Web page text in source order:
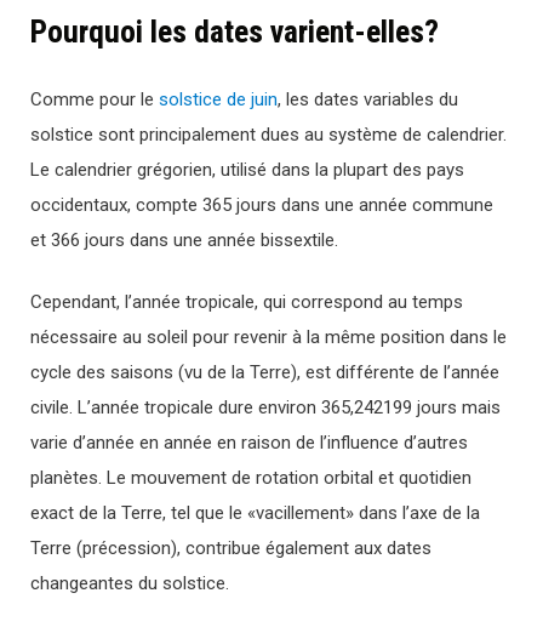
Pourquoi les dates varient-elles?
Comme pour le solstice de juin, les dates variables du
solstice sont principalement dues au système de calendrier.
Le calendrier grégorien, utilisé dans la plupart des pays
occidentaux, compte 365 jours dans une année commune
et 366 jours dans une année bissextile.
Cependant, l’année tropicale, qui correspond au temps
nécessaire au soleil pour revenir à la même position dans le
cycle des saisons (vu de la Terre), est différente de l’année
civile. L’année tropicale dure environ 365,242199 jours mais
varie d’année en année en raison de l’influence d’autres
planètes. Le mouvement de rotation orbital et quotidien
exact de la Terre, tel que le «vacillement» dans l’axe de la
Terre (précession), contribue également aux dates
changeantes du solstice.